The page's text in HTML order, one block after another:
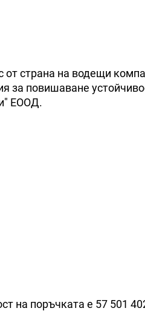
от страна на водещи
за повишаване
ЕООД.
на поръчката е 57 501